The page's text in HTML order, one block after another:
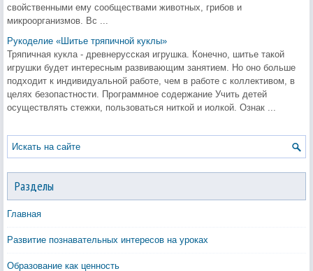
свойственными ему сообществами животных, грибов и
микроорганизмов. Вс ...
Рукоделие «Шитье тряпичной куклы»
Тряпичная кукла - древнерусская игрушка. Конечно, шитье такой
игрушки будет интересным развивающим занятием. Но оно больше
подходит к индивидуальной работе, чем в работе с коллективом, в
целях безопастности. Программное содержание Учить детей
осуществлять стежки, пользоваться ниткой и иолкой. Ознак ...
Разделы
Главная
Развитие познавательных интересов на уроках
Образование как ценность